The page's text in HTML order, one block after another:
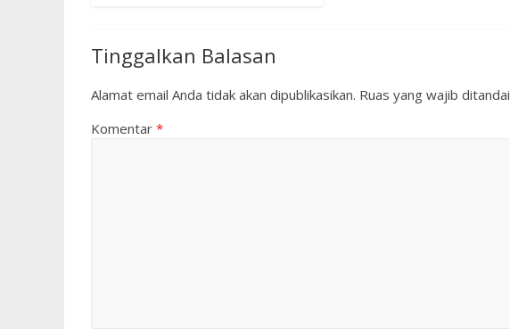
Tinggalkan Balasan
Alamat email Anda tidak akan dipublikasikan. Ruas yang wajib ditandai
Komentar *